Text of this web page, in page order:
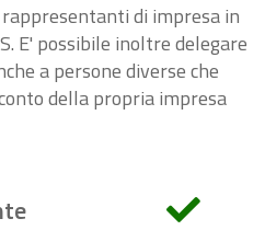
di impresa in
E' possibile inoltre delegare
a persone diverse che
della propria impresa